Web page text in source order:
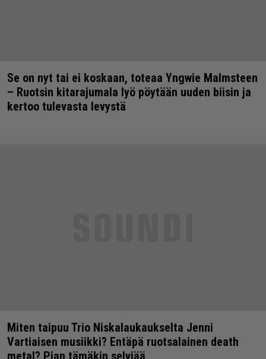
Se on nyt tai ei koskaan, toteaa Yngwie Malmsteen
– Ruotsin kitarajumala lyö pöytään uuden biisin ja
kertoo tulevasta levystä
Miten taipuu Trio Niskalaukaukselta Jenni
Vartiaisen musiikki? Entäpä ruotsalainen death
metal? Pian tämäkin selviää